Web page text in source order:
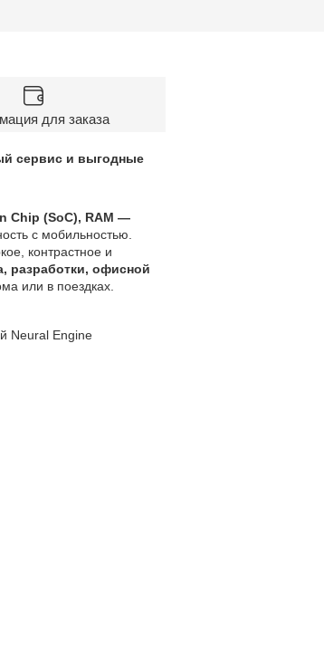
для заказа
сервис и выгодные
Chip (SoC), RAM —
с мобильностью.
контрастное и
разработки, офисной
или в поездках.
Neural Engine